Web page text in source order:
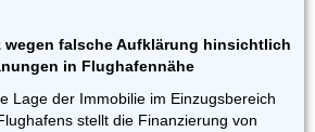
wegen falsche Aufklärung hinsichtlich
in Flughafennähe
Lage der Immobilie im Einzugsbereich
stellt die Finanzierung von